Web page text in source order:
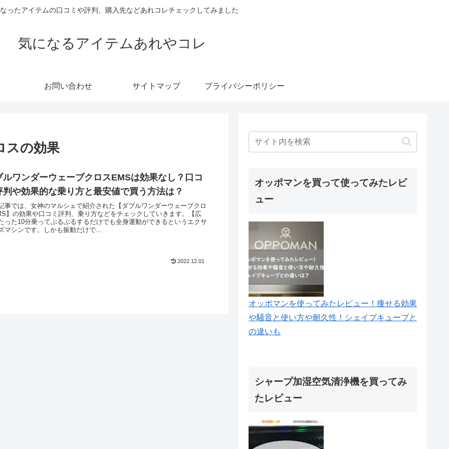
ったアイテムの口コミや評判、購入先などあれコレチェックしてみました
気になるアイテムあれやコレ
お問い合わせ サイトマップ プライバシーポリシー
スの効果
ルワンダーウェーブクロスEMSは効果なし？口コ
判や効果的な乗り方と最安値で買う方法は？
事では、女神のマルシェで紹介された【ダブルワンダーウェーブクロ
】の効果や口コミ評判、乗り方などをチェックしていきます。【広
った10分乗ってぶるぶるするだけでも全身運動ができるというエクサ
マシンです。しかも振動だけで...
2022.12.01
オッポマンを買って使ってみたレビ
ュー
オッポマンを使ってみたレビュー！痩せる効果
や騒音と使い方や耐久性！シェイプキューブと
の違いも
シャープ加湿空気清浄機を買ってみ
たレビュー